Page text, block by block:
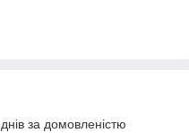
за домовленістю